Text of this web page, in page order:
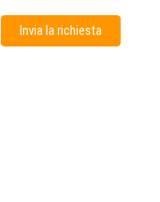
Invia la richiesta